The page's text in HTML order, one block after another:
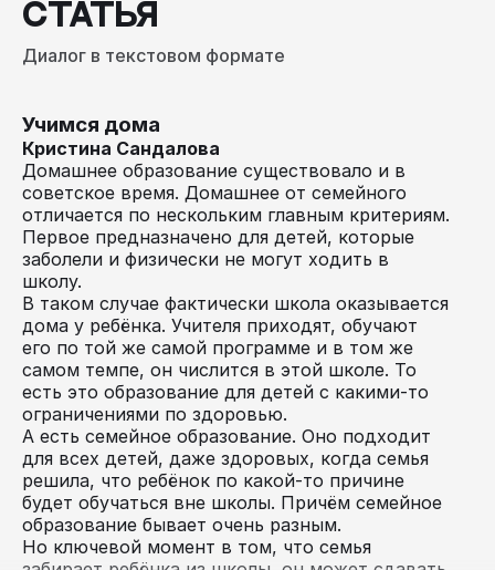
СТАТЬЯ
Диалог в текстовом формате
Учимся дома
Кристина Сандалова
Домашнее образование существовало и в
советское время. Домашнее от семейного
отличается по нескольким главным критериям.
Первое предназначено для детей, которые
заболели и физически не могут ходить в
школу.
В таком случае фактически школа оказывается
дома у ребёнка. Учителя приходят, обучают
его по той же самой программе и в том же
самом темпе, он числится в этой школе. То
есть это образование для детей с какими-то
ограничениями по здоровью.
А есть семейное образование. Оно подходит
для всех детей, даже здоровых, когда семья
решила, что ребёнок по какой-то причине
будет обучаться вне школы. Причём семейное
образование бывает очень разным.
Но ключевой момент в том, что семья